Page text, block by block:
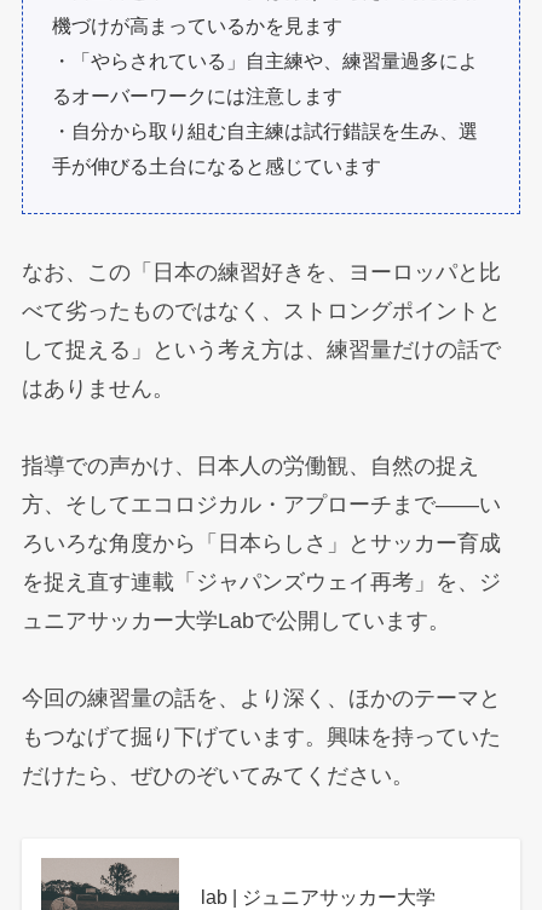
機づけが高まっているかを見ます
・「やらされている」自主練や、練習量過多によ
るオーバーワークには注意します
・自分から取り組む自主練は試行錯誤を生み、選
手が伸びる土台になると感じています
なお、この「日本の練習好きを、ヨーロッパと比
べて劣ったものではなく、ストロングポイントと
して捉える」という考え方は、練習量だけの話で
はありません。
指導での声かけ、日本人の労働観、自然の捉え
方、そしてエコロジカル・アプローチまで——い
ろいろな角度から「日本らしさ」とサッカー育成
を捉え直す連載「ジャパンズウェイ再考」を、ジ
ュニアサッカー大学Labで公開しています。
今回の練習量の話を、より深く、ほかのテーマと
もつなげて掘り下げています。興味を持っていた
だけたら、ぜひのぞいてみてください。
lab | ジュニアサッカー大学